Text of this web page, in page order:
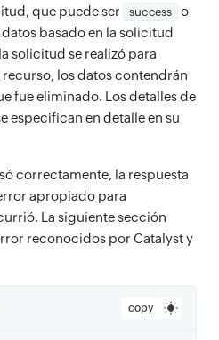
que puede ser success o
basado en la solicitud
solicitud se realizó para
los datos contendrán
fue eliminado. Los detalles de
especifican en detalle en su
correctamente, la respuesta
apropiado para
La siguiente sección
reconocidos por Catalyst y
copy